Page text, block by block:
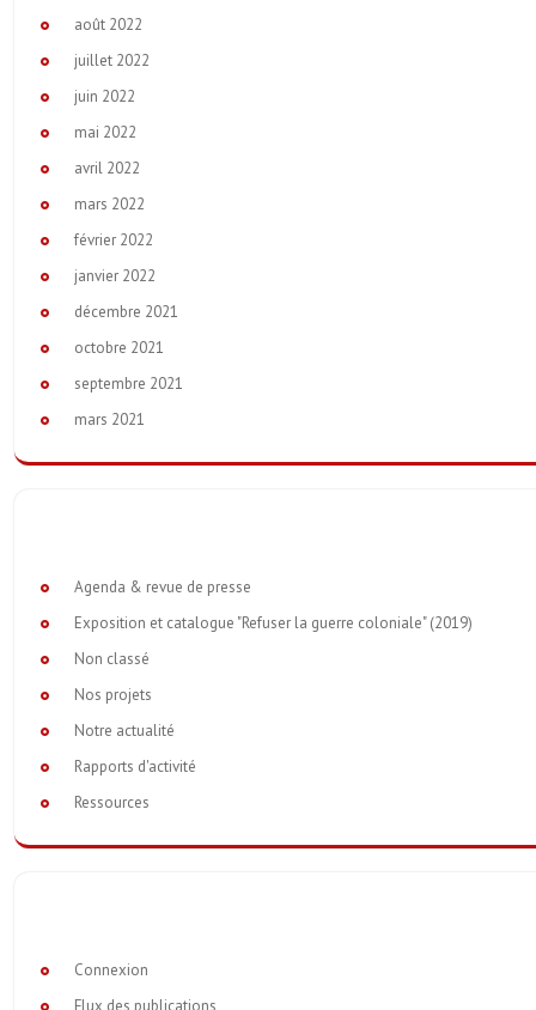
août 2022
juillet 2022
juin 2022
mai 2022
avril 2022
mars 2022
février 2022
janvier 2022
décembre 2021
octobre 2021
septembre 2021
mars 2021
Agenda & revue de presse
Exposition et catalogue "Refuser la guerre coloniale" (2019)
Non classé
Nos projets
Notre actualité
Rapports d'activité
Ressources
Connexion
Flux des publications